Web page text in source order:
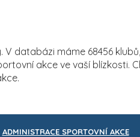
databázi máme 68456
akce ve vaší blízkosti.
ADMINISTRACE SPORTOVNÍ AKCE